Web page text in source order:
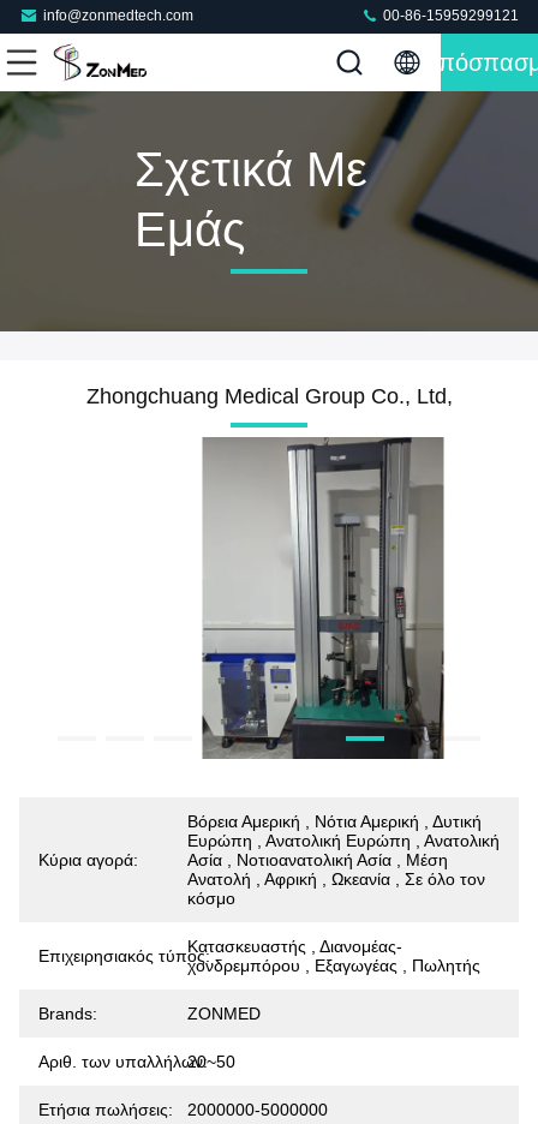
info@zonmedtech.com 00-86-15959299121
Σχετικά Με
Εμάς
Zhongchuang Medical Group Co., Ltd,
Κύρια αγορά:
Βόρεια Αμερική , Νότια Αμερική , Δυτική
Ευρώπη , Ανατολική Ευρώπη , Ανατολική
Ασία , Νοτιοανατολική Ασία , Μέση
Ανατολή , Αφρική , Ωκεανία , Σε όλο τον
κόσμο
Επιχειρησιακός τύπος:Κατασκευαστής , Διανομέας-
χονδρεμπόρου , Εξαγωγέας , Πωλητής
Brands: ZONMED
Αριθ. των υπαλλήλων:20~50
Ετήσια πωλήσεις: 2000000-5000000